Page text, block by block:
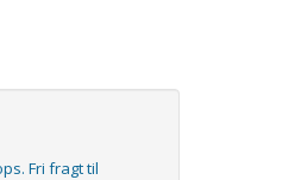
Fri fragt til